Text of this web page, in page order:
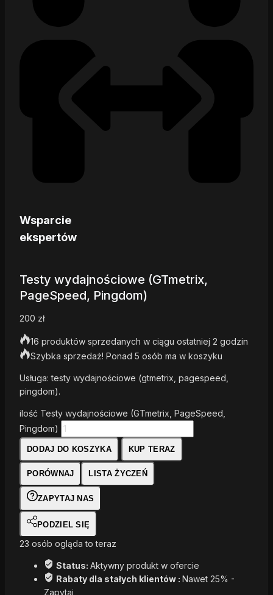
Wsparcie
ekspertów
Testy wydajnościowe (GTmetrix,
PageSpeed, Pingdom)
200 zł
16 produktów sprzedanych w ciągu ostatniej 2 godzin
Szybka sprzedaż! Ponad 5 osób ma w koszyku
Usługa: testy wydajnościowe (gtmetrix, pagespeed,
pingdom).
ilość Testy wydajnościowe (GTmetrix, PageSpeed,
Pingdom)
DODAJ DO KOSZYKA KUP TERAZ
PORÓWNAJ LISTA ŻYCZEŃ
ZAPYTAJ NAS
PODZIEL SIĘ
23 osób ogląda to teraz
Status: Aktywny produkt w ofercie
Rabaty dla stałych klientów : Nawet 25% -
Zapytaj